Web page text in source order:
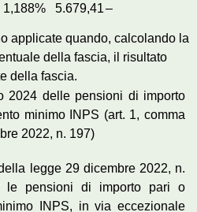
1,188% 5.679,41–
applicate quando, calcolando la
della fascia, il risultato
della fascia.
2024 delle pensioni di importo
minimo INPS (art. 1, comma
2022, n. 197)
legge 29 dicembre 2022, n.
le pensioni di importo pari o
INPS, in via eccezionale